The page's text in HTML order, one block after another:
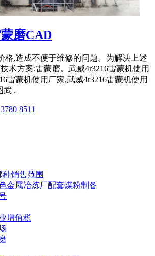
磨CAD
格,造成不便于维修的问题。为解决上述
术方案:雷蒙磨。武威4r3216雷蒙机使用
雷蒙机使用厂家,武威4r3216雷蒙机使用
武 .
8511
销售范围
金属冶炼厂配套煤粉制备
增值税